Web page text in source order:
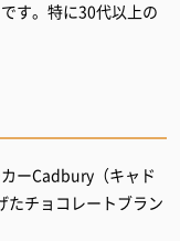
す。特に30代以上の
ーCadbury（キャド
チョコレートブラン